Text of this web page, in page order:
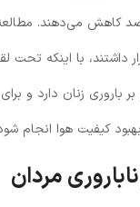
داشتند، با اینکه تحت
باروری زنان دارد و
کیفیت هوا انجام
مردان